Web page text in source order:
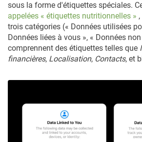
sous la forme d'étiquettes spéciales.
appelées « étiquettes nutritionnelles »
trois catégories (« Données utilisées
Données liées à vous », « Données
comprennent des étiquettes telles que
financières, Localisation, Contacts, et